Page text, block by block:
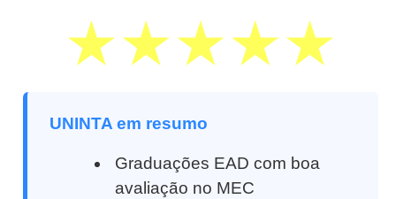
UNINTA em resumo
Graduações EAD com boa
avaliação no MEC